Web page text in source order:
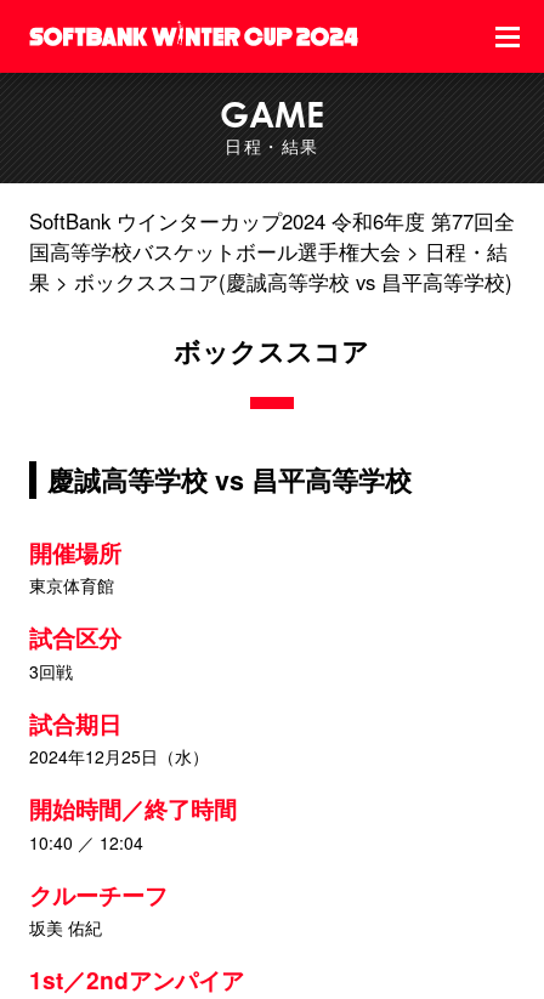
GAME
日程・結果
SoftBank ウインターカップ2024 令和6年度 第77回全
国高等学校バスケットボール選手権大会
日程・結
果
ボックススコア(慶誠高等学校 vs 昌平高等学校)
ボックススコア
慶誠高等学校 vs 昌平高等学校
開催場所
東京体育館
試合区分
3回戦
試合期日
2024年12月25日（水）
開始時間／終了時間
10:40 ／ 12:04
クルーチーフ
坂美 佑紀
1st／2ndアンパイア